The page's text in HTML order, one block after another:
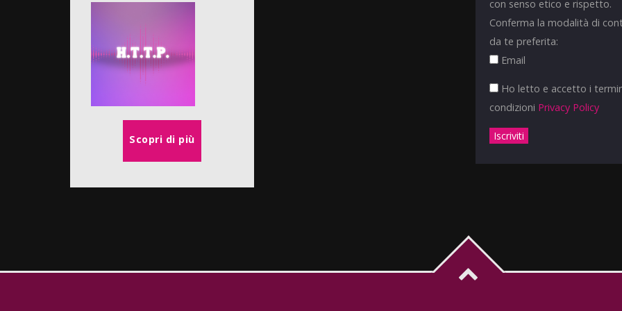
Scopri di più
con senso etico e rispetto.
Conferma la modalità di
da te preferita:
Email
Ho letto e accetto i
condizioni Privacy Policy